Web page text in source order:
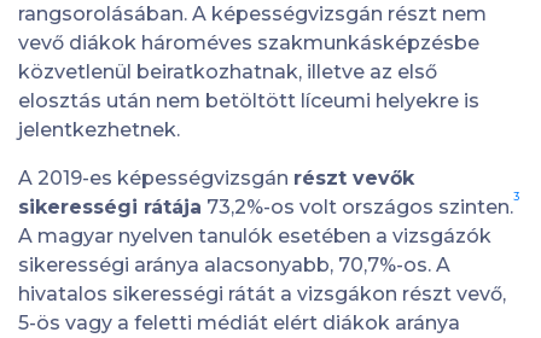
rangsorolásában. A képességvizsgán részt nem
vevő diákok hároméves szakmunkásképzésbe
közvetlenül beiratkozhatnak, illetve az első
elosztás után nem betöltött líceumi helyekre is
jelentkezhetnek.
A 2019-es képességvizsgán részt vevők
sikerességi rátája 73,2%-os volt országos szinten.3
A magyar nyelven tanulók esetében a vizsgázók
sikerességi aránya alacsonyabb, 70,7%-os. A
hivatalos sikerességi rátát a vizsgákon részt vevő,
5-ös vagy a feletti médiát elért diákok aránya